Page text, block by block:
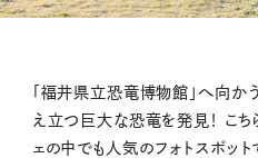
「福井県立恐竜博物館」へ向か
え立つ巨大な恐竜を発見！ こち
ェの中でも人気のフォトスポッ